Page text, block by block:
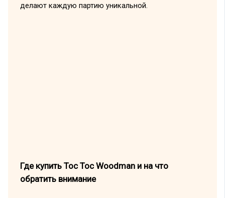
делают каждую партию уникальной.
Где купить Toc Toc Woodman и на что
обратить внимание